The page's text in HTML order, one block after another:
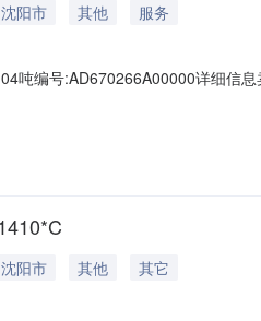
阳市 其他
服务
吨编号:AD670266A00000详细信
层重量代码描述:上表面锌层重量
阳市 其他
其它